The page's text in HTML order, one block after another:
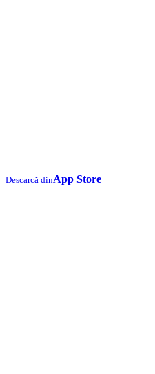
Descarcă dinApp Store